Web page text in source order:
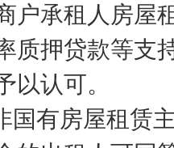
户承租人房屋
质押贷款等支
以认可。
国有房屋租赁